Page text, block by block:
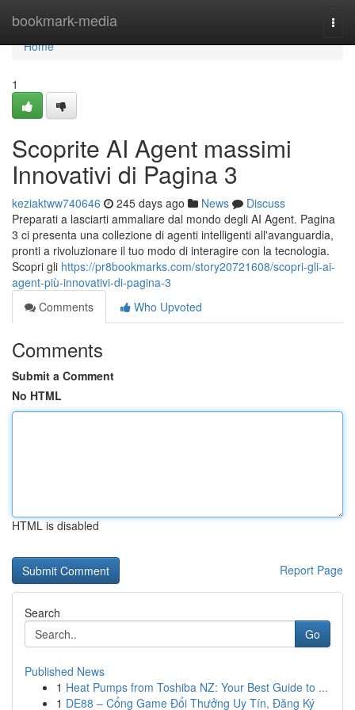
bookmark-media
Home
Home
1
Scoprite AI Agent massimi
Innovativi di Pagina 3
keziaktww740646 245 days ago News
Discuss
Preparati a lasciarti ammaliare dal mondo degli AI Agent. Pagina
3 ci presenta una collezione di agenti intelligenti all'avanguardia,
pronti a rivoluzionare il tuo modo di interagire con la tecnologia.
Scopri gli https://pr8bookmarks.com/story20721608/scopri-gli-ai-
agent-più-innovativi-di-pagina-3
Comments
Who Upvoted
Comments
Submit a Comment
No HTML
HTML is disabled
Report Page
Search
Go
Published News
1 Heat Pumps from Toshiba NZ: Your Best Guide to ...
1 DE88 – Cổng Game Đổi Thưởng Uy Tín, Đăng Ký